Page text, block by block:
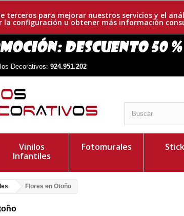
terceros para mejorar nuestros servicios y el
la configuración u obtener más información
Decorativos: 924.951.202
Vinilos
Infantiles
Fotomurales
Flores en Otoño